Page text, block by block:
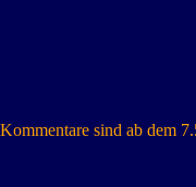
Kommentare sind ab dem